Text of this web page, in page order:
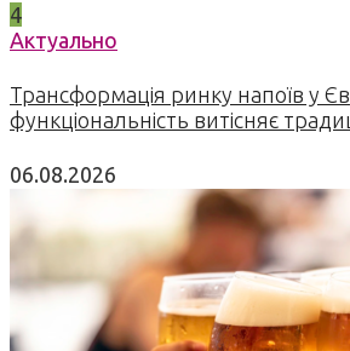
4
Актуально
Трансформація ринку напоїв у
функціональність витісняє
06.08.2026